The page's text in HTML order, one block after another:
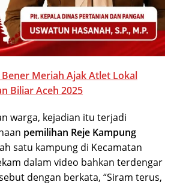
Bener Meriah Ajak Atlet Lokal
Biliar Aceh 2025
warga, kejadian itu terjadi
pemilihan Reje Kampung
satu kampung di Kecamatan
dalam video bahkan terdengar
dengan berkata, “Siram terus,